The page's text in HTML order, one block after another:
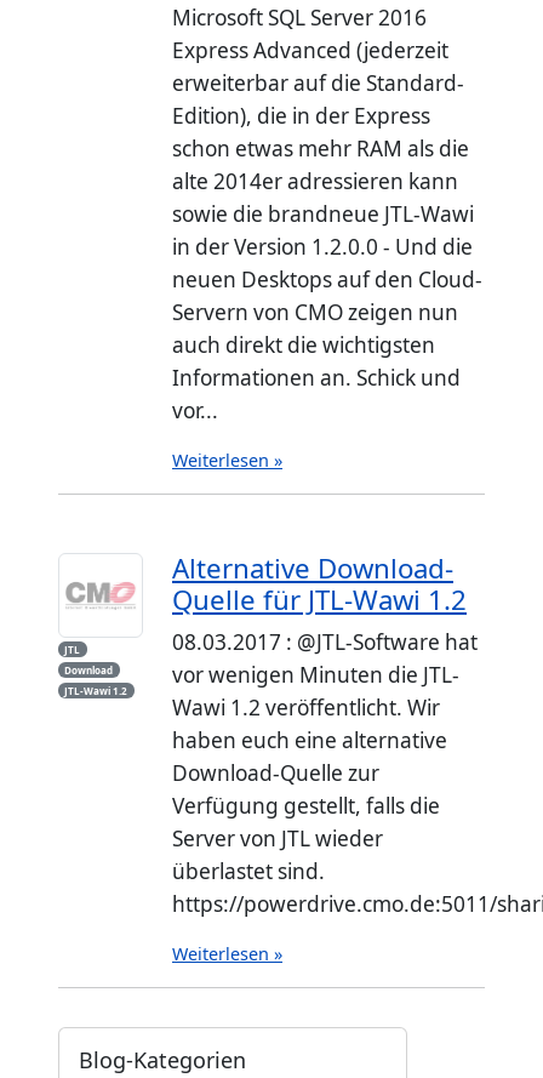
Microsoft SQL Server 2016
Express Advanced (jederzeit
erweiterbar auf die Standard-
Edition), die in der Express
schon etwas mehr RAM als die
alte 2014er adressieren kann
sowie die brandneue JTL-Wawi
in der Version 1.2.0.0 - Und die
neuen Desktops auf den Cloud-
Servern von CMO zeigen nun
auch direkt die wichtigsten
Informationen an. Schick und
vor...
Weiterlesen »
JTL
Download
JTL-Wawi 1.2
Alternative Download-
Quelle für JTL-Wawi 1.2
08.03.2017 : @JTL-Software hat
vor wenigen Minuten die JTL-
Wawi 1.2 veröffentlicht. Wir
haben euch eine alternative
Download-Quelle zur
Verfügung gestellt, falls die
Server von JTL wieder
überlastet sind.
https://powerdrive.cmo.de:5011/
Weiterlesen »
Blog-Kategorien